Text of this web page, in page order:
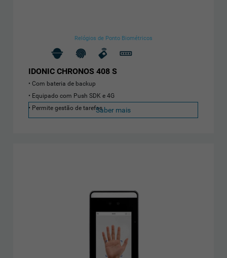
Relógios de Ponto Biométricos
IDONIC CHRONOS 408 S
Com bateria de backup
Equipado com Push SDK e 4G
Permite gestão de tarefasSaber mais